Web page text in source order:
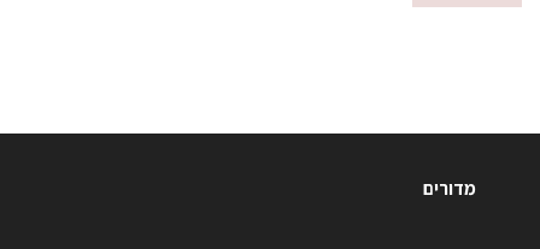
מדורים